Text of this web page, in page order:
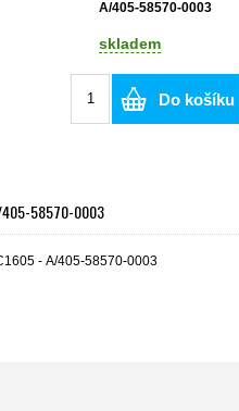
A/405-58570-0003
skladem
Do košíku
405-58570-0003
- A/405-58570-0003